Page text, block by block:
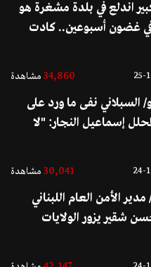
الداخلية الأميركية لا
ولا من قريب
اندلع في بلدة مشغرة هو
في غضون أسبوعين.. كادت
25-
34,860 مشاهدة
السبلاني نفى ما ورد على
إسماعيل النجار: "لا
لزج الجالية في صراعات لا
24-
30,041 مشاهدة
الأمن العام اللبناني
شقير يزور الولايات
في مؤتمرٍ أمني